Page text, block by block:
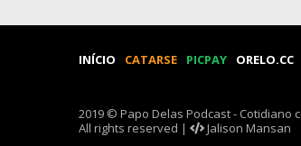
INÍCIO CATARSE PICPAY ORELO.CC
2019 © Papo Delas Podcast - Cotidiano
All rights reserved |
Jalison Mansan